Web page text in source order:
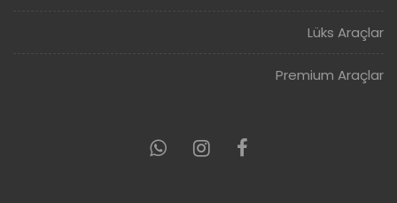
Lüks Araçlar
Premium Araçlar